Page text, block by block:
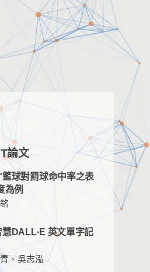
論文
球對罰球命中率之表
為例
DALL·E 英文單字記
、吳志泓